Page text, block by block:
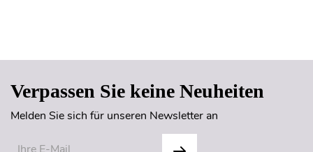
Verpassen Sie keine Neuheiten
Melden Sie sich für unseren Newsletter an